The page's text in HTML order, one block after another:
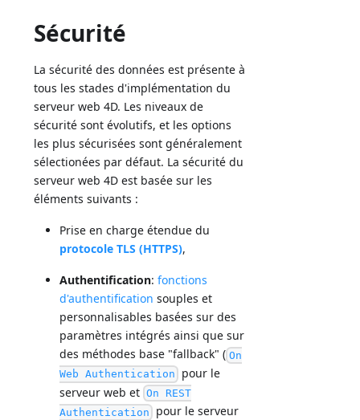
Sécurité
La sécurité des données est présente à
tous les stades d'implémentation du
serveur web 4D. Les niveaux de
sécurité sont évolutifs, et les options
les plus sécurisées sont généralement
sélectionées par défaut. La sécurité du
serveur web 4D est basée sur les
éléments suivants :
Prise en charge étendue du
protocole TLS (HTTPS),
Authentification:fonctions
d'authentification souples et
personnalisables basées sur des
paramètres intégrés ainsi que sur
des méthodes base "fallback" ( On
Web Authentication pour le
serveur web et On REST
Authentication pour le serveur